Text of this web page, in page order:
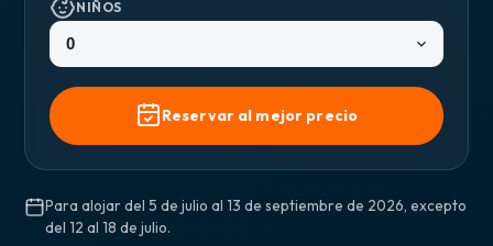
NIÑOS
Reservar al mejor precio
Para alojar del 5 de julio al 13 de septiembre de 2026, excepto
del 12 al 18 de julio.